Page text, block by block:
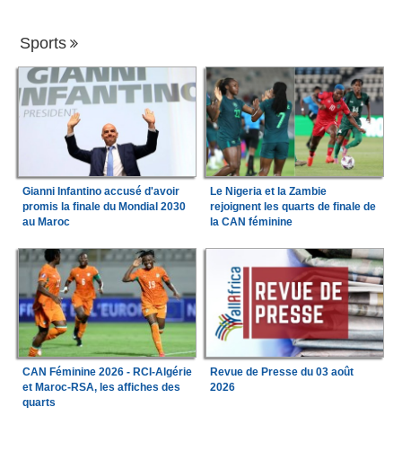
Sports
Gianni Infantino accusé d'avoir
promis la finale du Mondial 2030
au Maroc
Le Nigeria et la Zambie
rejoignent les quarts de finale de
la CAN féminine
CAN Féminine 2026 - RCI-Algérie
et Maroc-RSA, les affiches des
quarts
Revue de Presse du 03 août
2026